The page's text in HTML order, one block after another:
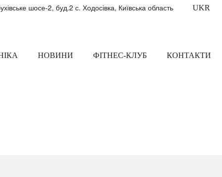
шосе-2, буд.2 с. Ходосівка, Київська область UKR
НОВИНИ ФІТНЕС-КЛУБ КОНТАКТИ